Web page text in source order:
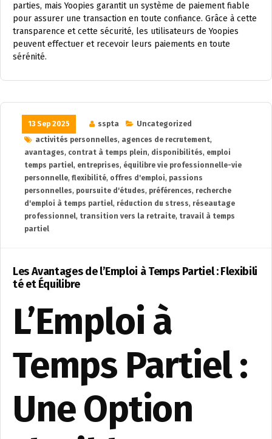
parties, mais Yoopies garantit un système de paiement fiable
pour assurer une transaction en toute confiance. Grâce à cette
transparence et cette sécurité, les utilisateurs de Yoopies
peuvent effectuer et recevoir leurs paiements en toute
sérénité.
13 Sep 2025 sspta
Uncategorized
activités personnelles, agences de recrutement,
avantages, contrat à temps plein, disponibilités, emploi
temps partiel, entreprises, équilibre vie professionnelle-vie
personnelle, flexibilité, offres d'emploi, passions
personnelles, poursuite d'études, préférences, recherche
d'emploi à temps partiel, réduction du stress, réseautage
professionnel, transition vers la retraite, travail à temps
partiel
Les Avantages de l’Emploi à Temps Partiel : Flexibili
té et Équilibre
L’Emploi à
Temps Partiel :
Une Option